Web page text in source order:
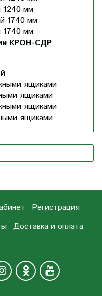
1240 мм
1740 мм
КРОН-СДР
ящиками
ящиками
Регистрация
Доставка и оплата